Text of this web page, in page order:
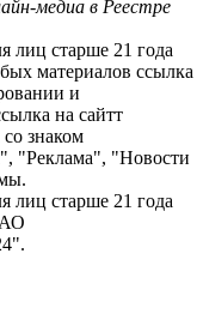
медиа в Реестре
лиц старше 21 года
материалов ссылка
и
на сайтт
знаком
"Реклама", "Новости
лиц старше 21 года